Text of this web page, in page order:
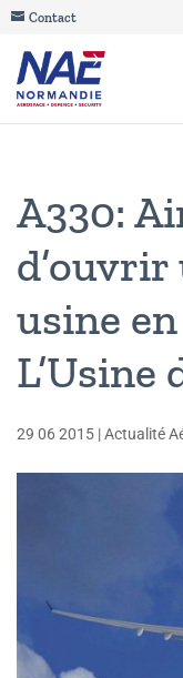
Contact
A330:
usine
L’Usine
29 06 2015 |Actualité